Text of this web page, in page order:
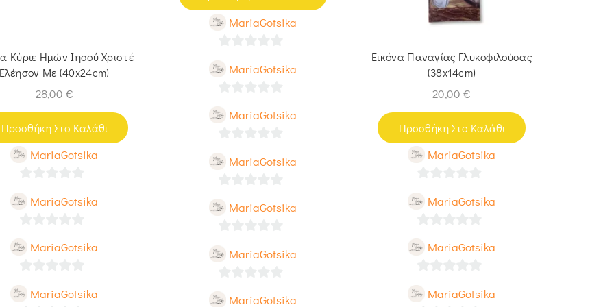
Κύριε Ημών Ιησού Χριστέ
Ελέησον Με (40x24cm)
28,00 €
Προσθήκη Στο Καλάθι
MariaGotsika
out
5
MariaGotsika
out
5
MariaGotsika
outMariaGotsika
MariaGotsika
out
5
MariaGotsika
out
5
MariaGotsika
out
5
MariaGotsika
out
5
MariaGotsika
out
5
MariaGotsika
MariaGotsika
Εικόνα Παναγίας Γλυκοφιλούσας
(38x14cm)
20,00 €
Προσθήκη Στο Καλάθι
MariaGotsika
out
5
MariaGotsika
out
5
MariaGotsika
outMariaGotsika